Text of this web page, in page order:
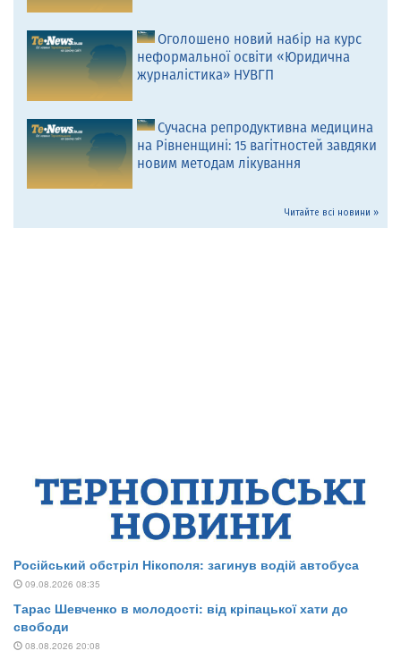
Оголошено новий набір на курс
неформальної освіти «Юридична
журналістика» НУВГП
Сучасна репродуктивна медицина
на Рівненщині: 15 вагітностей завдяки
новим методам лікування
Читайте всі новини »